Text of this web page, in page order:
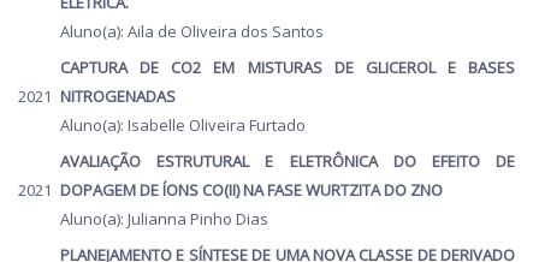
Aluno(a): Aila de Oliveira dos Santos
2021
CAPTURA DE CO2 EM MISTURAS DE GLICEROL E BASES
NITROGENADAS
Aluno(a): Isabelle Oliveira Furtado
2021
AVALIAÇÃO ESTRUTURAL E ELETRÔNICA DO EFEITO DE
DOPAGEM DE ÍONS CO(II) NA FASE WURTZITA DO ZNO
Aluno(a): Julianna Pinho Dias
PLANEJAMENTO E SÍNTESE DE UMA NOVA CLASSE DE DERIVADO